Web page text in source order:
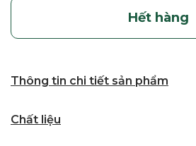
Hết hàng
Thông tin chi tiết sản phẩm
Chất liệu